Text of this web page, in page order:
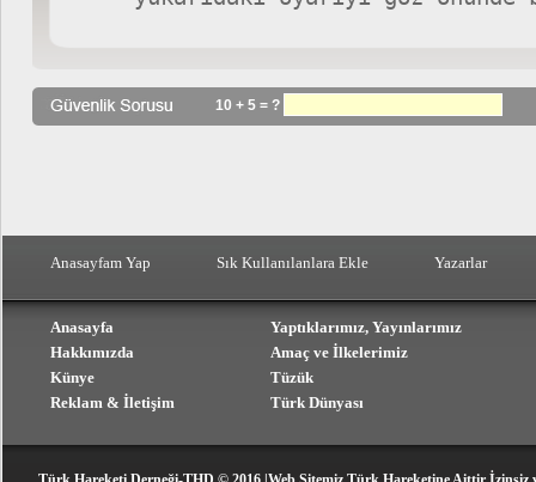
10 + 5 = ?
Anasayfam Yap Sık Kullanılanlara Ekle Yazarlar
Anasayfa
Hakkımızda
Künye
Reklam & İletişim
Yaptıklarımız, Yayınlarımız
Amaç ve İlkelerimiz
Tüzük
Türk Dünyası